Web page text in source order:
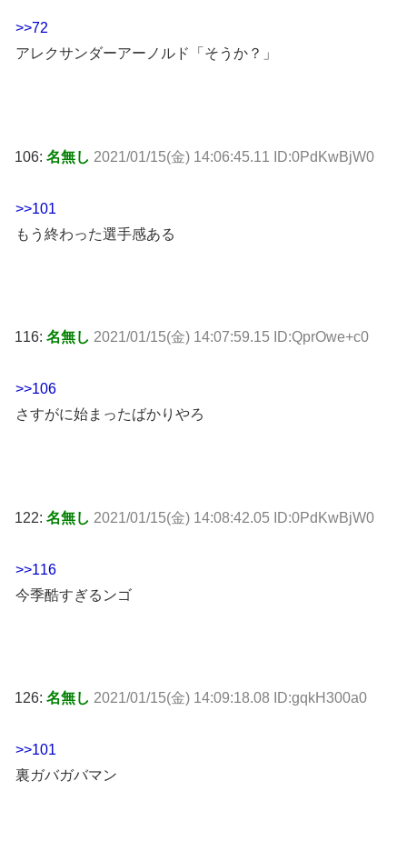
>>72
アレクサンダーアーノルド「そうか？」
106: 名無し 2021/01/15(金) 14:06:45.11 ID:0PdKwBjW0
>>101
もう終わった選手感ある
116: 名無し 2021/01/15(金) 14:07:59.15 ID:QprOwe+c0
>>106
さすがに始まったばかりやろ
122: 名無し 2021/01/15(金) 14:08:42.05 ID:0PdKwBjW0
>>116
今季酷すぎるンゴ
126: 名無し 2021/01/15(金) 14:09:18.08 ID:gqkH300a0
>>101
裏ガバガバマン